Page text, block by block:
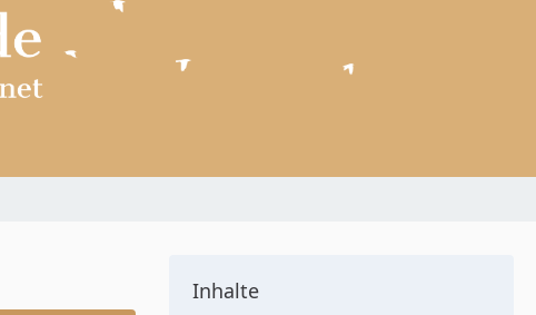
Inhalte